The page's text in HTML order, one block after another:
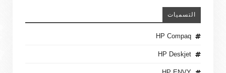
التسميات
HP Compaq
HP Deskjet